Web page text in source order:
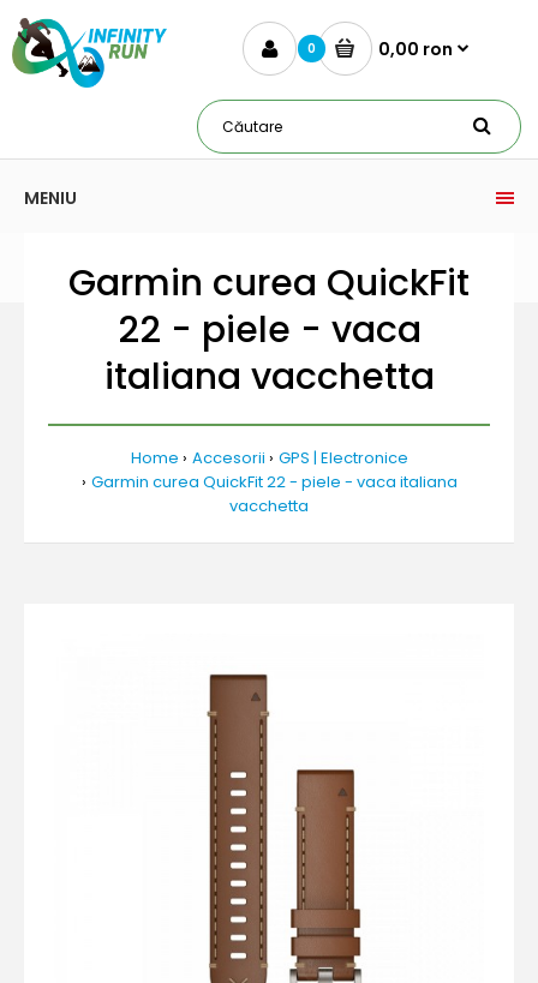
0 0,00 ron
MENIU
Garmin curea QuickFit
22 - piele - vaca
italiana vacchetta
Home Accesorii
GPS | Electronice
Garmin curea QuickFit 22 - piele - vaca italiana
vacchetta